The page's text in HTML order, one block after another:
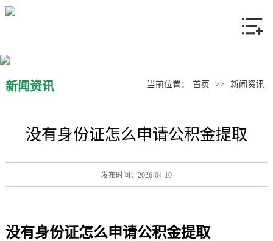
产品中心
新闻资讯 当前位置： 首页 >> 新闻资讯
没有身份证怎么申请公积金提取
发布时间：2026-04-10
没有身份证怎么申请公积金提取